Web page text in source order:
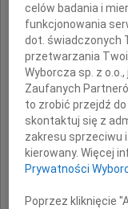
celów badania i
funkcjonowania
dot. świadczonych
przetwarzania
Wyborcza sp. z
Zaufanych
to zrobić przejdź
skontaktuj się z
zakresu sprzeciwu
kierowany. Więcej
Prywatności
Poprzez kliknięcie